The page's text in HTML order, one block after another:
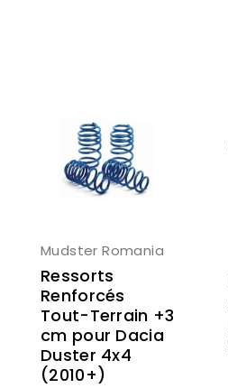
Mudster Romania
Ressorts
Renforcés
Tout-Terrain +3
cm pour Dacia
Duster 4x4
(2010+)